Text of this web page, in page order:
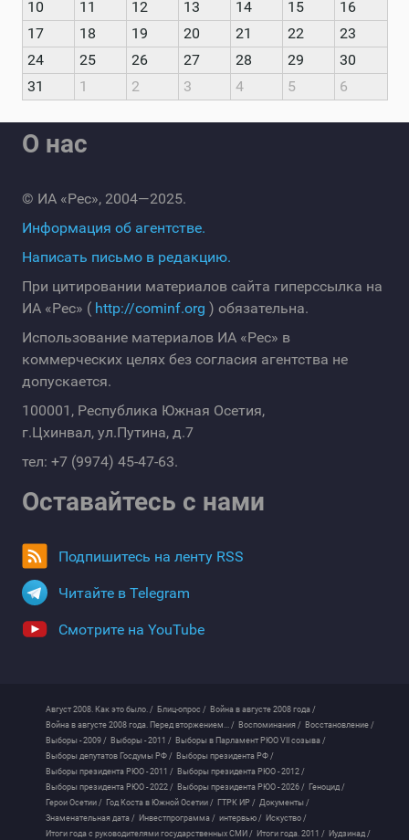
10
11 12 13 14 15
16
17
18 19 20 21 22
23
24
25 26 27 28 29
30
31
1 2 3 4 5 6
О нас
© ИА «Рес», 2004—2025.
Информация об агентстве.
Написать письмо в редакцию.
При цитировании материалов сайта гиперссылка на
ИА «Рес» ( http://cominf.org ) обязательна.
Использование материалов ИА «Рес» в
коммерческих целях без согласия агентства не
допускается.
100001, Республика Южная Осетия,
г.Цхинвал, ул.Путина, д.7
тел: +7 (9974) 45-47-63.
Оставайтесь с нами
Подпишитесь на ленту RSS
Читайте в Telegram
Смотрите на YouTube
Август 2008. Как это было. / Блиц-опрос / Война в августе 2008 года /
Война в августе 2008 года. Перед вторжением... / Воспоминания / Восстановление /
Выборы - 2009 / Выборы - 2011 / Выборы в Парламент РЮО VII созыва /
Выборы депутатов Госдумы РФ / Выборы президента РФ /
Выборы президента РЮО - 2011 / Выборы президента РЮО - 2012 /
Выборы президента РЮО - 2022 / Выборы президента РЮО - 2026 / Геноцид /
Герои Осетии / Год Коста в Южной Осетии / ГТРК ИР / Документы /
Знаменательная дата / Инвестпрограмма / интервью / Искуство /
Итоги года с руководителями государственных СМИ / Итоги года. 2011 / Иудзинад /